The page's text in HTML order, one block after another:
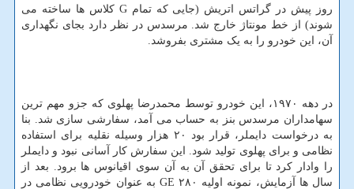
روز پیش در گراتس اتریش (جایی که تمام G کلاس ها ساخته می
شوند) از خط مونتاژ خارج شد. مرسدس در نظر دارد بجای نگهداری
آن، این خودرو را به یک مشتری بفروشد.
در دهه ۱۹۷۰، این خودرو توسط محمدرضا پهلوی که جزو مهم ترین
سهامداران مرسدس بنز به حساب می آمد، سفارشی سازی شد. بنا
به درخواست دایملر، قرار بود ۲۰ هزار وسیله نقلیه برای استفاده
نظامی و برای پهلوی تولید شود. این سفارش کار آسانی نبود و دایملر
را وادار کرد تا برای تحقق آن به آن سوی اقیانوس ها برود. بعد از
سال ها آزمایش، نمونه اولیه ۲۸۰ GE به عنوان خودرویی نظامی در